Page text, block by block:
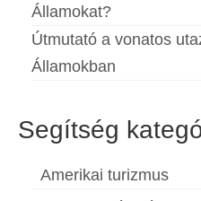
Államokat?
Útmutató a vonatos
Államokban
Segítség
Amerikai turizmus